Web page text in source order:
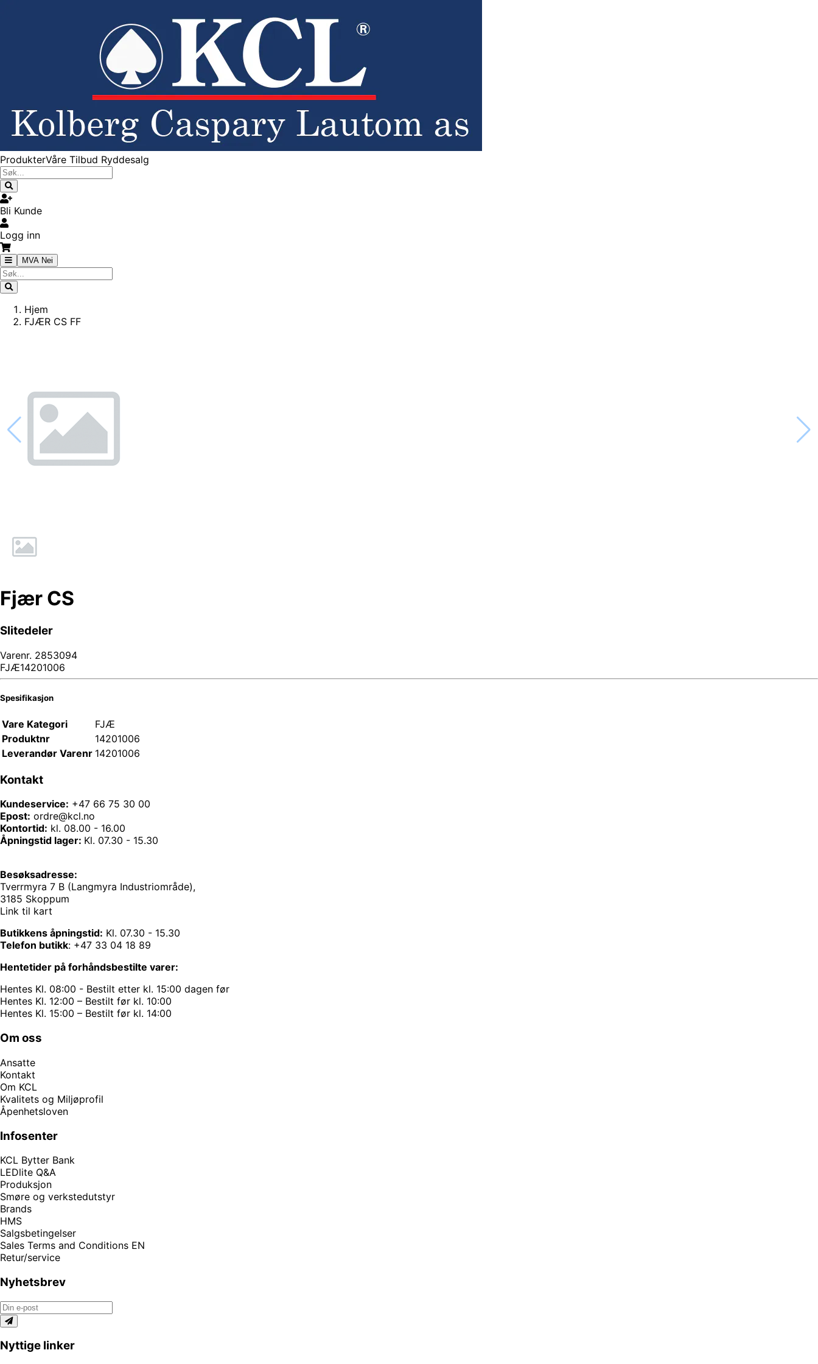
ProdukterVåre Tilbud Ryddesalg
Bli Kunde
Logg inn
MVA Nei
Hjem
FJÆR CS FF
Fjær CS
Slitedeler
Varenr. 2853094
FJÆ14201006
Spesifikasjon
Vare Kategori
FJÆ
Produktnr
14201006
Leverandør Varenr 14201006
Kontakt
Kundeservice: +47 66 75 30 00
Epost: ordre@kcl.no
Kontortid: kl. 08.00 - 16.00
Åpningstid lager: Kl. 07.30 - 15.30
Besøksadresse:
Tverrmyra 7 B (Langmyra Industriområde),
3185 Skoppum
Link til kart
Butikkens åpningstid: Kl. 07.30 - 15.30
Telefon butikk: +47 33 04 18 89
Hentetider på forhåndsbestilte varer:
Hentes Kl. 08:00 - Bestilt etter kl. 15:00 dagen før
Hentes Kl. 12:00 – Bestilt før kl. 10:00
Hentes Kl. 15:00 – Bestilt før kl. 14:00
Om oss
Ansatte
Kontakt
Om KCL
Kvalitets og Miljøprofil
Åpenhetsloven
Infosenter
KCL Bytter Bank
LEDlite Q&A
Produksjon
Smøre og verkstedutstyr
Brands
HMS
Salgsbetingelser
Sales Terms and Conditions EN
Retur/service
Nyhetsbrev
Nyttige linker